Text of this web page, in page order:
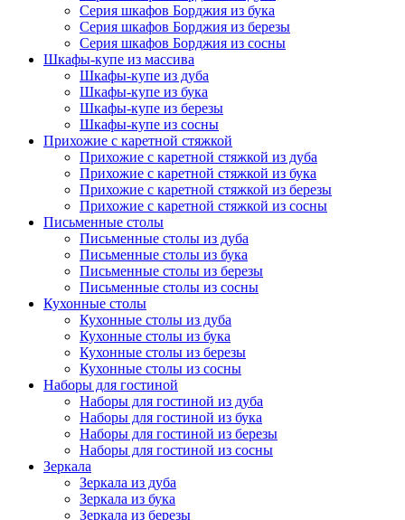
Серия шкафов Борджия из бука
Серия шкафов Борджия из березы
Серия шкафов Борджия из сосны
Шкафы-купе из массива
Шкафы-купе из дуба
Шкафы-купе из бука
Шкафы-купе из березы
Шкафы-купе из сосны
Прихожие с каретной стяжкой
Прихожие с каретной стяжкой из дуба
Прихожие с каретной стяжкой из бука
Прихожие с каретной стяжкой из березы
Прихожие с каретной стяжкой из сосны
Письменные столы
Письменные столы из дуба
Письменные столы из бука
Письменные столы из березы
Письменные столы из сосны
Кухонные столы
Кухонные столы из дуба
Кухонные столы из бука
Кухонные столы из березы
Кухонные столы из сосны
Наборы для гостиной
Наборы для гостиной из дуба
Наборы для гостиной из бука
Наборы для гостиной из березы
Наборы для гостиной из сосны
Зеркала
Зеркала из дуба
Зеркала из бука
Зеркала из березы